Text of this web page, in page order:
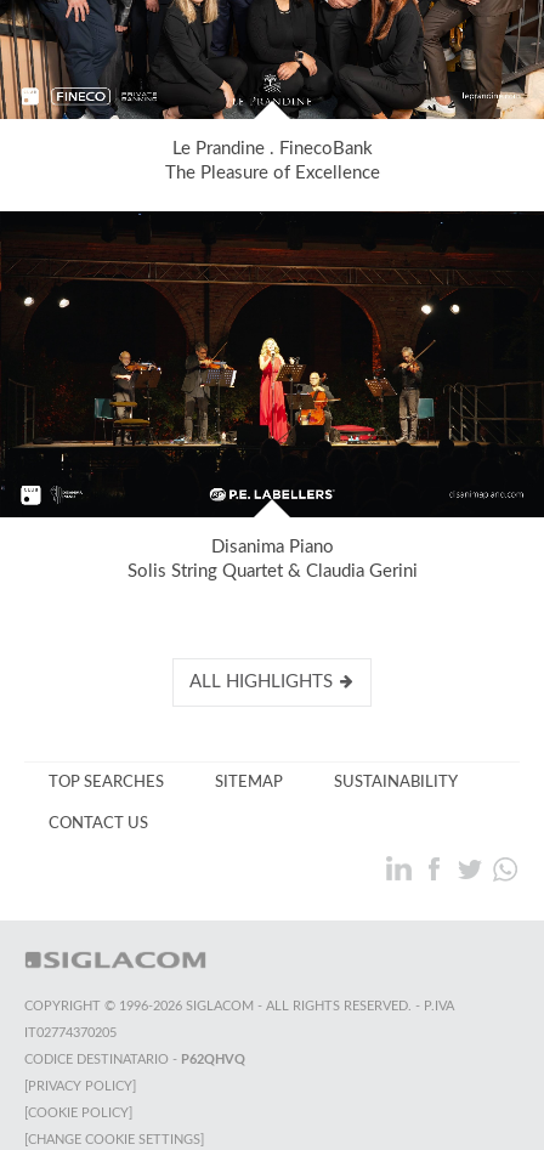
Le Prandine . FinecoBank
The Pleasure of Excellence
Disanima Piano
Solis String Quartet & Claudia Gerini
ALL HIGHLIGHTS
TOP SEARCHES SITEMAP SUSTAINABILITY
CONTACT US
COPYRIGHT © 1996-2026 SIGLACOM - ALL RIGHTS RESERVED. - P.IVA
IT02774370205
CODICE DESTINATARIO - P62QHVQ
[PRIVACY POLICY]
[COOKIE POLICY]
[CHANGE COOKIE SETTINGS]